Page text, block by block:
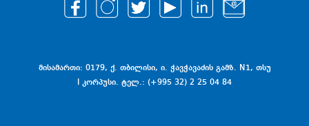
მისამართი: 0179, ქ. თბილისი, ი. ჭავჭავაძის გამზ. N1, თსუ
I კორპუსი. ტელ.: (+995 32) 2 25 04 84